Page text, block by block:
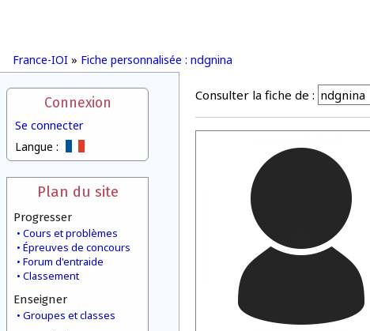
France-IOI » Fiche personnalisée : ndgnina
Connexion
Se connecter
Langue :
Plan du site
Progresser
Cours et problèmes
Épreuves de concours
Forum d'entraide
Classement
Enseigner
Groupes et classes
Consulter la fiche de :